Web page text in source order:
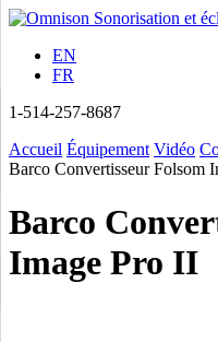
EN
FR
1-514-257-8687
Accueil Équipement Vidéo
Barco Convertisseur Folsom
Barco
Image Pro II